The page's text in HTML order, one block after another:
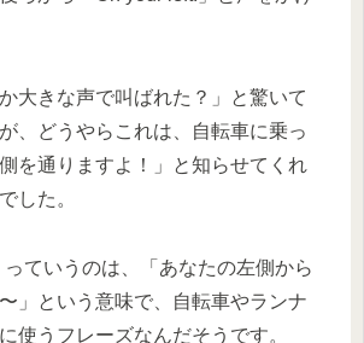
大きな声で叫ばれた？」と驚いて
、どうやらこれは、自転車に乗っ
を通りますよ！」と知らせてくれ
した。
っていうのは、「あなたの左側から
」という意味で、自転車やランナ
使うフレーズなんだそうです。